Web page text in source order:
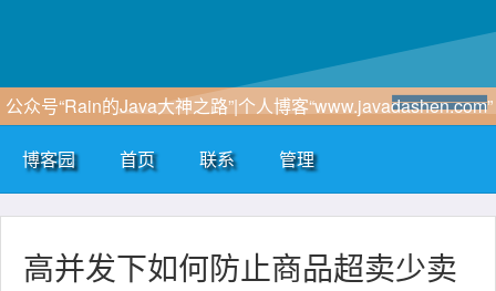
公众号“Rain的Java大神之路”|个人博客“www.javadashen.com”
博客园 首页 联系 管理
高并发下如何防止商品超卖少卖